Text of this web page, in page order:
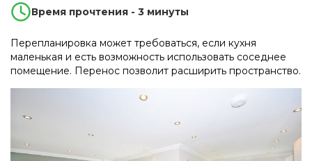
Время прочтения - 3 минуты
Перепланировка может требоваться, если кухня
маленькая и есть возможность использовать соседнее
помещение. Перенос позволит расширить пространство.